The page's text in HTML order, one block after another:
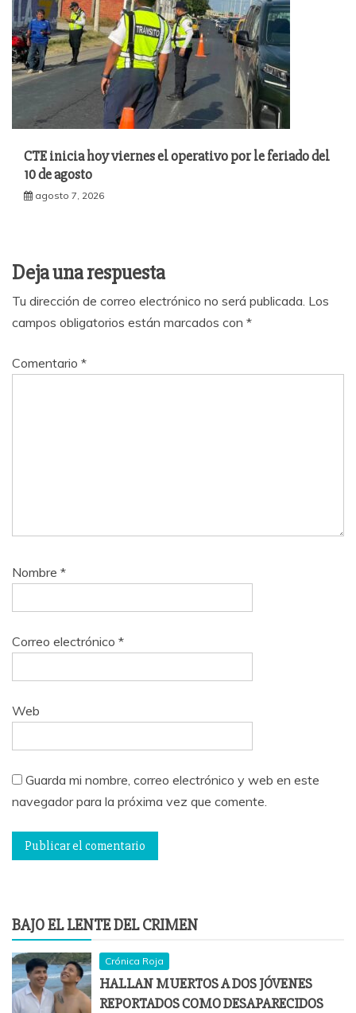
CTE inicia hoy viernes el operativo por le feriado del
10 de agosto
agosto 7, 2026
Deja una respuesta
Tu dirección de correo electrónico no será publicada. Los
campos obligatorios están marcados con *
Comentario *
Nombre *
Correo electrónico *
Web
Guarda mi nombre, correo electrónico y web en este
navegador para la próxima vez que comente.
BAJO EL LENTE DEL CRIMEN
Crónica Roja
HALLAN MUERTOS A DOS JÓVENES
REPORTADOS COMO DESAPARECIDOS